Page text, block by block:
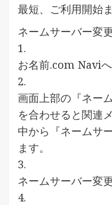
最短、ご利用開始
ネームサーバー変
1.
お名前.com Navi
2.
画面上部の『ネー
を合わせると関連
中から『ネームサ
ます。
3.
ネームサーバー変
4.